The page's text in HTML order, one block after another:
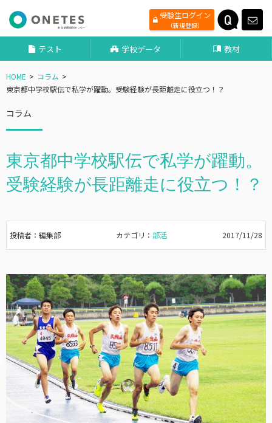
受験生ログイン
（新規登録）
テスト 学校データ 教材
HOME
コラム
東京都中学校駅伝で私学が躍動。受験経験が長距離走に役立つ！？
コラム
東京都中学校駅伝で私学が躍動。
受験経験が長距離走に役立つ！？
投稿者：編集部 カテゴリ： 部活 2017/11/28